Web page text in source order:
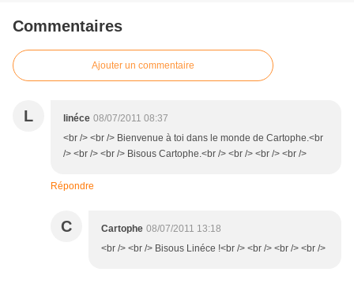
Commentaires
Ajouter un commentaire
L linéce 08/07/2011 08:37
<br /> <br /> Bienvenue à toi dans le monde de Cartophe.<br
/> <br /> <br /> Bisous Cartophe.<br /> <br /> <br /> <br />
Répondre
C Cartophe 08/07/2011 13:18
<br /> <br /> Bisous Linéce !<br /> <br /> <br /> <br />